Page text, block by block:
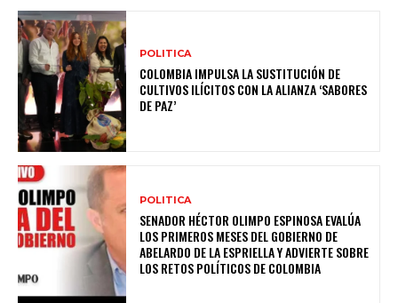
POLITICA
COLOMBIA IMPULSA LA SUSTITUCIÓN DE
CULTIVOS ILÍCITOS CON LA ALIANZA ‘SABORES
DE PAZ’
POLITICA
SENADOR HÉCTOR OLIMPO ESPINOSA EVALÚA
LOS PRIMEROS MESES DEL GOBIERNO DE
ABELARDO DE LA ESPRIELLA Y ADVIERTE SOBRE
LOS RETOS POLÍTICOS DE COLOMBIA